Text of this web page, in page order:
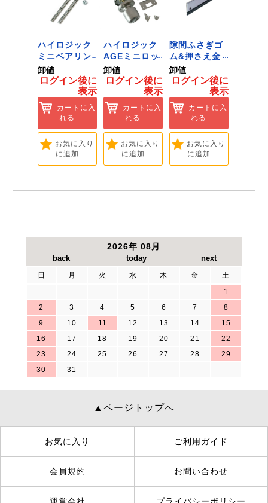
ハイロジック
ミニベアリン
グタイプ 310
ミリ 72958
Hardware]
卸値
ログイン後に
表示
カートに入
れる
お気に入り
に追加
ハイロジック
AGEミニロッ
ク 360W
[Tools &
Hardware]
卸値
ログイン後に
表示
カートに入
れる
お気に入り
に追加
隙間ふさぎゴ
ム&押さえ金
物 72909
卸値
ログイン後に
表示
カートに入
れる
お気に入り
に追加
2026年 08月
日 月 火 水 木 金
土
1
2
3 4 5 6 7
8
9
10 11 12 13 14
15
16
17 18 19 20 21
22
23
24 25 26 27 28
29
30
31
▲ページトップへ
お気に入り ご利用ガイド
会員規約 お問い合わせ